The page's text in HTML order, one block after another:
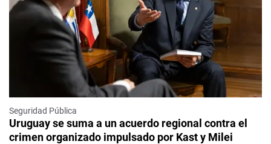
Seguridad Pública
Uruguay se suma a un acuerdo regional contra el
crimen organizado impulsado por Kast y Milei